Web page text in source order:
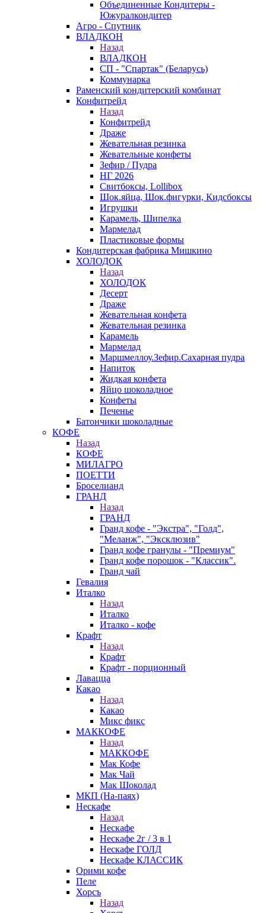
Объединенные Кондитеры -
Южуралкондитер
Агро - Спутник
ВЛАДКОН
Назад
ВЛАДКОН
СП - "Спартак" (Беларусь)
Коммунарка
Раменский кондитерский комбинат
Конфитрейд
Назад
Конфитрейд
Драже
Жевательная резинка
Жевательные конфеты
Зефир / Пудра
НГ 2026
Свитбоксы, Lollibox
Шок.яйца, Шок.фигурки, Кидсбоксы
Игрушки
Карамель, Шипелка
Мармелад
Пластиковые формы
Кондитерская фабрика Мишкино
ХОЛОДОК
Назад
ХОЛОДОК
Десерт
Драже
Жевательная конфета
Жевательная резинка
Карамель
Мармелад
Маршмеллоу.Зефир.Сахарная пудра
Напиток
Жидкая конфета
Яйцо шоколадное
Конфеты
Печенье
Батончики шоколадные
КОФЕ
Назад
КОФЕ
МИЛАГРО
ПОЕТТИ
Броселианд
ГРАНД
Назад
ГРАНД
Гранд кофе - "Экстра", "Голд",
"Меланж", "Эксклюзив"
Гранд кофе гранулы - "Премиум"
Гранд кофе порошок - "Классик".
Гранд чай
Гевалия
Италко
Назад
Италко
Италко - кофе
Крафт
Назад
Крафт
Крафт - порционный
Лавацца
Какао
Назад
Какао
Микс фикс
МАККОФЕ
Назад
МАККОФЕ
Мак Кофе
Мак Чай
Мак Шоколад
МКП (На-паях)
Нескафе
Назад
Нескафе
Нескафе 2г / 3 в 1
Нескафе ГОЛД
Нескафе КЛАССИК
Орими кофе
Пеле
Хорсъ
Назад